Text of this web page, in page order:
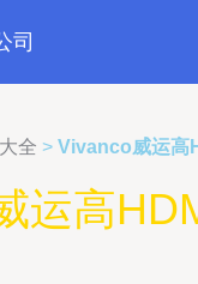
司
全 > Vivanco威运高
运高